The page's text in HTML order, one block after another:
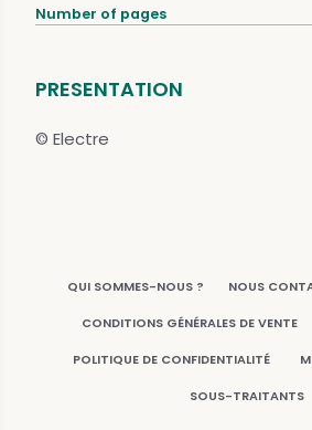
Number of pages
PRESENTATION
© Electre
QUI SOMMES-NOUS ? NOUS
CONDITIONS GÉNÉRALES DE VENTE
POLITIQUE DE CONFIDENTIALITÉ
SOUS-TRAITANTS